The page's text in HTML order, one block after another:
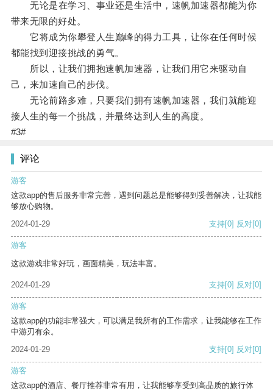
无论是在学习、事业还是生活中，速帆加速器都能为你
带来无限的好处。
它将成为你攀登人生巅峰的得力工具，让你在任何时候
都能找到迎接挑战的勇气。
所以，让我们拥抱速帆加速器，让我们用它来驱动自
己，来加速自己的步伐。
无论前路多难，只要我们拥有速帆加速器，我们就能迎
接人生的每一个挑战，并最终达到人生的高度。
#3#
评论
游客
这款app的售后服务非常完善，遇到问题总是能够得到妥善解决，让我能
够放心购物。
2024-01-29
支持[0] 反对[0]
游客
这款游戏非常好玩，画面精美，玩法丰富。
2024-01-29 支持[0] 反对[0]
游客
这款app的功能非常强大，可以满足我所有的工作需求，让我能够在工作
中游刃有余。
2024-01-29
支持[0] 反对[0]
游客
这款app的酒店、餐厅推荐非常有用，让我能够享受到高品质的旅行体